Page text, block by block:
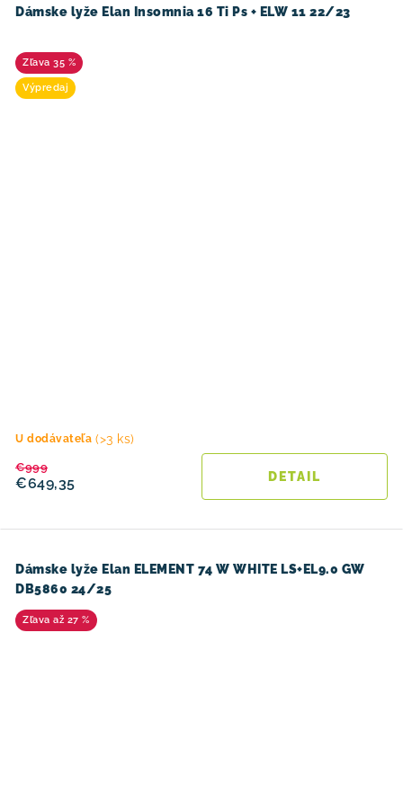
Dámske lyže Elan Insomnia 16 Ti Ps + ELW 11 22/23
35 %
Výpredaj
U dodávateľa (>3 ks)
€649,35
€999
DETAIL
Dámske lyže Elan ELEMENT 74 W WHITE LS+EL9.0 GW
DB5860 24/25
až 27 %